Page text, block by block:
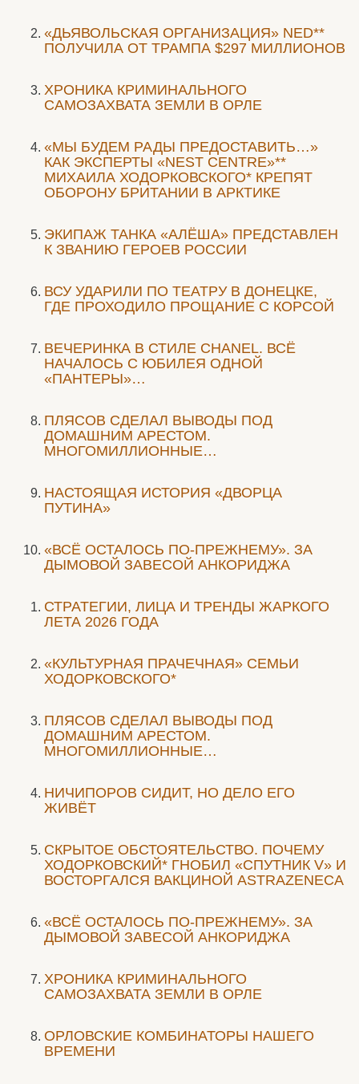
«ДЬЯВОЛЬСКАЯ ОРГАНИЗАЦИЯ» NED**
ПОЛУЧИЛА ОТ ТРАМПА $297 МИЛЛИОНОВ
ХРОНИКА КРИМИНАЛЬНОГО
САМОЗАХВАТА ЗЕМЛИ В ОРЛЕ
«МЫ БУДЕМ РАДЫ ПРЕДОСТАВИТЬ…»
КАК ЭКСПЕРТЫ «NEST CENTRE»**
МИХАИЛА ХОДОРКОВСКОГО* КРЕПЯТ
ОБОРОНУ БРИТАНИИ В АРКТИКЕ
ЭКИПАЖ ТАНКА «АЛЁША» ПРЕДСТАВЛЕН
К ЗВАНИЮ ГЕРОЕВ РОССИИ
ВСУ УДАРИЛИ ПО ТЕАТРУ В ДОНЕЦКЕ,
ГДЕ ПРОХОДИЛО ПРОЩАНИЕ С КОРСОЙ
ВЕЧЕРИНКА В СТИЛЕ СHANEL. ВСЁ
НАЧАЛОСЬ С ЮБИЛЕЯ ОДНОЙ
«ПАНТЕРЫ»…
ПЛЯСОВ СДЕЛАЛ ВЫВОДЫ ПОД
ДОМАШНИМ АРЕСТОМ.
МНОГОМИЛЛИОННЫЕ…
НАСТОЯЩАЯ ИСТОРИЯ «ДВОРЦА
ПУТИНА»
«ВСЁ ОСТАЛОСЬ ПО-ПРЕЖНЕМУ». ЗА
ДЫМОВОЙ ЗАВЕСОЙ АНКОРИДЖА
СТРАТЕГИИ, ЛИЦА И ТРЕНДЫ ЖАРКОГО
ЛЕТА 2026 ГОДА
«КУЛЬТУРНАЯ ПРАЧЕЧНАЯ» СЕМЬИ
ХОДОРКОВСКОГО*
ПЛЯСОВ СДЕЛАЛ ВЫВОДЫ ПОД
ДОМАШНИМ АРЕСТОМ.
МНОГОМИЛЛИОННЫЕ…
НИЧИПОРОВ СИДИТ, НО ДЕЛО ЕГО
ЖИВЁТ
СКРЫТОЕ ОБСТОЯТЕЛЬСТВО. ПОЧЕМУ
ХОДОРКОВСКИЙ* ГНОБИЛ «СПУТНИК V» И
ВОСТОРГАЛСЯ ВАКЦИНОЙ ASTRAZENECA
«ВСЁ ОСТАЛОСЬ ПО-ПРЕЖНЕМУ». ЗА
ДЫМОВОЙ ЗАВЕСОЙ АНКОРИДЖА
ХРОНИКА КРИМИНАЛЬНОГО
САМОЗАХВАТА ЗЕМЛИ В ОРЛЕ
ОРЛОВСКИЕ КОМБИНАТОРЫ НАШЕГО
ВРЕМЕНИ